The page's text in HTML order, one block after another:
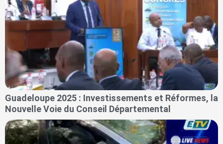
Guadeloupe 2025 : Investissements et Réformes, la
Nouvelle Voie du Conseil Départemental